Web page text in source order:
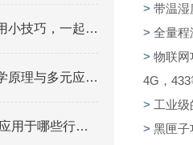
磁力搅拌器的使用小技巧，一起来了解一下吧
国产金属浴：科学原理与多元应用解析
纯水/超纯水可以应用于哪些行业？
> 带温湿
> 全量程
> 物联网
4G ， 433
> 工业
> 黑匣子